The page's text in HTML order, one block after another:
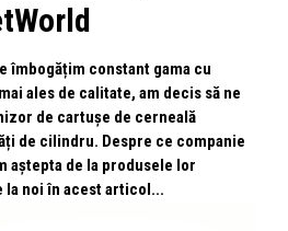
îmbogățim constant gama cu
ales de calitate, am decis să ne
de cartușe de cerneală
de cilindru. Despre ce companie
aștepta de la produsele lor
la noi în acest articol...